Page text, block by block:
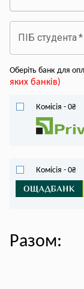
ПІБ студента*
Оберіть банк для
яких банків)
Комісія - 0₴
Комісія - 0₴
Разом: